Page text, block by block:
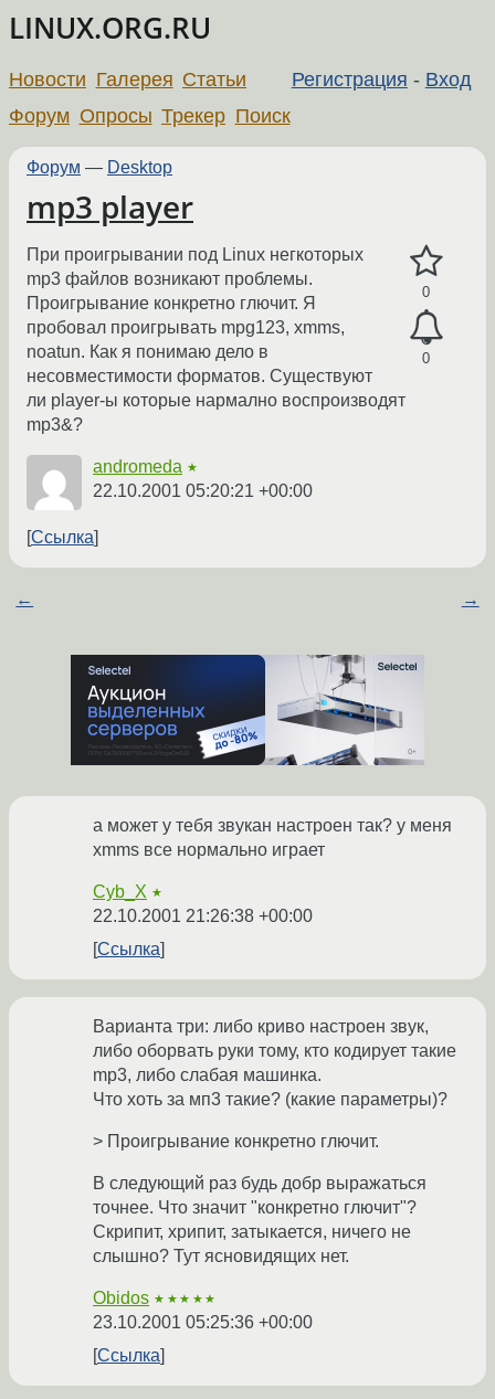
LINUX.ORG.RU
Регистрация - Вход
Новости Галерея Статьи
Форум Опросы Трекер Поиск
Форум — Desktop
mp3 player
0
0
При проигрывании под Linux негкоторых
mp3 файлов возникают проблемы.
Проигрывание конкретно глючит. Я
пробовал проигрывать mpg123, xmms,
noatun. Как я понимаю дело в
несовместимости форматов. Существуют
ли player-ы которые нармално воспроизводят
mp3&?
andromeda ★
22.10.2001 05:20:21 +00:00
Ссылка
← →
а может у тебя звукан настроен так? у меня
xmms все нормально играет
Cyb_X ★
22.10.2001 21:26:38 +00:00
Ссылка
Варианта три: либо криво настроен звук,
либо оборвать руки тому, кто кодирует такие
mp3, либо слабая машинка.
Что хоть за мп3 такие? (какие параметры)?
> Проигрывание конкретно глючит.
В следующий раз будь добр выражаться
точнее. Что значит "конкретно глючит"?
Скрипит, хрипит, затыкается, ничего не
слышно? Тут ясновидящих нет.
Obidos ★★★★★
23.10.2001 05:25:36 +00:00
Ссылка